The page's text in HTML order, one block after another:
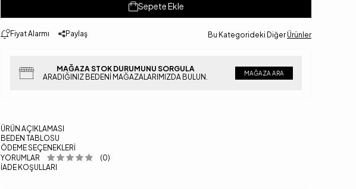
Sepete Ekle
Fiyat Alarmı Paylaş Bu Kategorideki Diğer Ürünler
MAĞAZA STOK DURUMUNU SORGULA
ARADIĞINIZ BEDENI MAĞAZALARIMIZDA BULUN.
MAĞAZA ARA
ÜRÜN AÇIKLAMASI
BEDEN TABLOSU
ÖDEME SEÇENEKLERI
YORUMLAR
(0)
İADE KOŞULLARI